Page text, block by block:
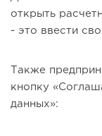
открыть
- это ввести
Также
кнопку
данных»: